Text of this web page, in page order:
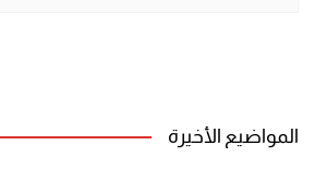
المواضيع الأخيرة